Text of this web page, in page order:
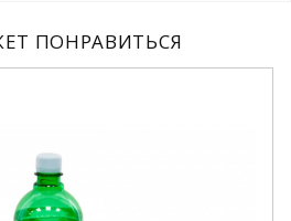
ПОНРАВИТЬСЯ